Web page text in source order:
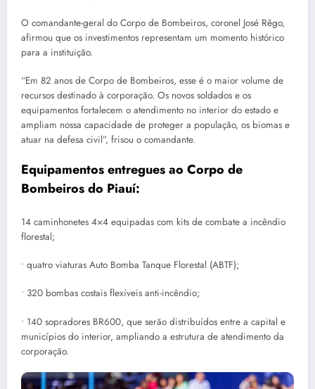
O comandante-geral do Corpo de Bombeiros, coronel José Rêgo,
afirmou que os investimentos representam um momento histórico
para a instituição.
“Em 82 anos de Corpo de Bombeiros, esse é o maior volume de
recursos destinado à corporação. Os novos soldados e os
equipamentos fortalecem o atendimento no interior do estado e
ampliam nossa capacidade de proteger a população, os biomas e
atuar na defesa civil”, frisou o comandante.
Equipamentos entregues ao Corpo de
Bombeiros do Piauí:
14 caminhonetes 4×4 equipadas com kits de combate a incêndio
florestal;
• quatro viaturas Auto Bomba Tanque Florestal (ABTF);
• 320 bombas costais flexíveis anti-incêndio;
• 140 sopradores BR600, que serão distribuídos entre a capital e
municípios do interior, ampliando a estrutura de atendimento da
corporação.